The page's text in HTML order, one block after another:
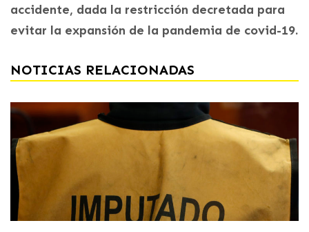
accidente, dada la restricción decretada para
evitar la expansión de la pandemia de covid-19.
NOTICIAS RELACIONADAS